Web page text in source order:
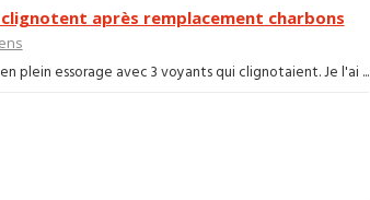
clignotent après remplacement charbons
plein essorage avec 3 voyants qui clignotaient. Je l'ai ...